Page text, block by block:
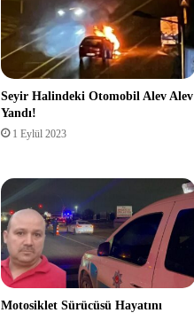
Seyir Halindeki Otomobil Alev Alev
Yandı!
1 Eylül 2023
Motosiklet Sürücüsü Hayatını